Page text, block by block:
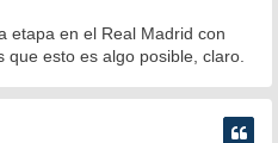
etapa en el Real Madrid con
esto es algo posible, claro.